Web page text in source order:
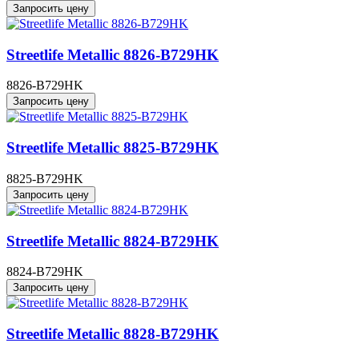
Запросить цену
Streetlife Metallic 8826-B729HK
8826-B729HK
Запросить цену
Streetlife Metallic 8825-B729HK
8825-B729HK
Запросить цену
Streetlife Metallic 8824-B729HK
8824-B729HK
Запросить цену
Streetlife Metallic 8828-B729HK